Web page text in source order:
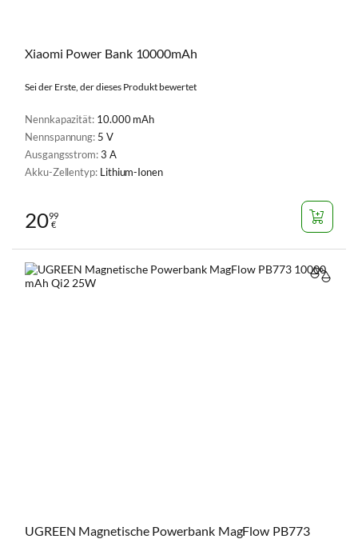
Xiaomi Power Bank 10000mAh
Sei der Erste, der dieses Produkt bewertet
Nennkapazität: 10.000 mAh
Nennspannung: 5 V
Ausgangsstrom:3 A
Akku-Zellentyp: Lithium-Ionen
2099
€
UGREEN Magnetische Powerbank MagFlow PB773